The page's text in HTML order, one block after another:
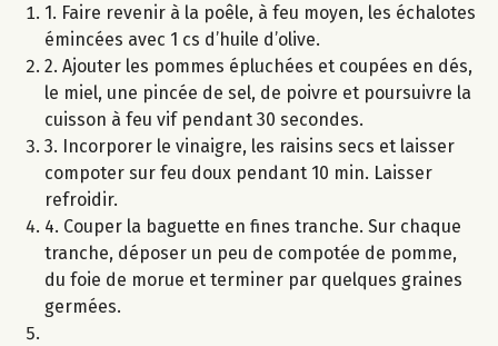
1. Faire revenir à la poêle, à feu moyen, les échalotes
émincées avec 1 cs d’huile d’olive.
2. Ajouter les pommes épluchées et coupées en dés,
le miel, une pincée de sel, de poivre et poursuivre la
cuisson à feu vif pendant 30 secondes.
3. Incorporer le vinaigre, les raisins secs et laisser
compoter sur feu doux pendant 10 min. Laisser
refroidir.
4. Couper la baguette en fines tranche. Sur chaque
tranche, déposer un peu de compotée de pomme,
du foie de morue et terminer par quelques graines
germées.